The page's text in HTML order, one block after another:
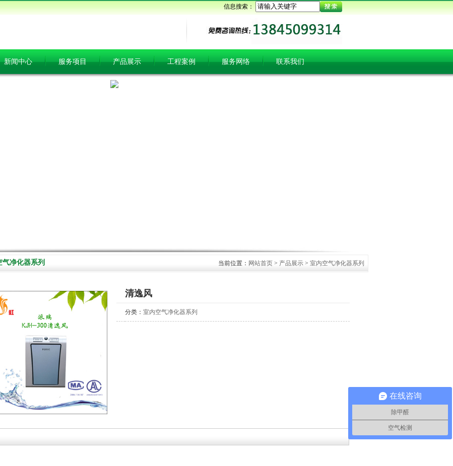
信息搜索：
新闻中心 服务项目 产品展示 工程案例 服务网络 联系我们
气净化器系列 当前位置： 网站首页> 产品展示> 室内空气净化器系列
清逸风
分类： 室内空气净化器系列
在线咨询
除甲醛
空气检测